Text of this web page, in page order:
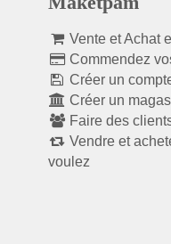
Vente et Achat
Commendez
Créer un
Créer un
Faire des
Vendre et
voulez